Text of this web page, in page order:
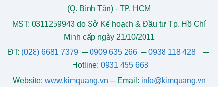
(Q. Bình Tân) - TP. HCM
MST: 0311259943 do Sở Kế hoạch & Đầu tư Tp. Hồ Chí
Minh cấp ngày 21/10/2011
ĐT: (028) 6681 7379 ─0909 635 266─0938 118 428─
Hotline: 0931 455 668
Website: www.kimquang.vn ─ Email: info@kimquang.vn